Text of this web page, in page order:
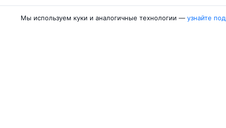
Мы используем куки и аналогичные технологии — узнайте